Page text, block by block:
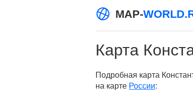
MAP-
Карта
Подробная карта
на карте России: